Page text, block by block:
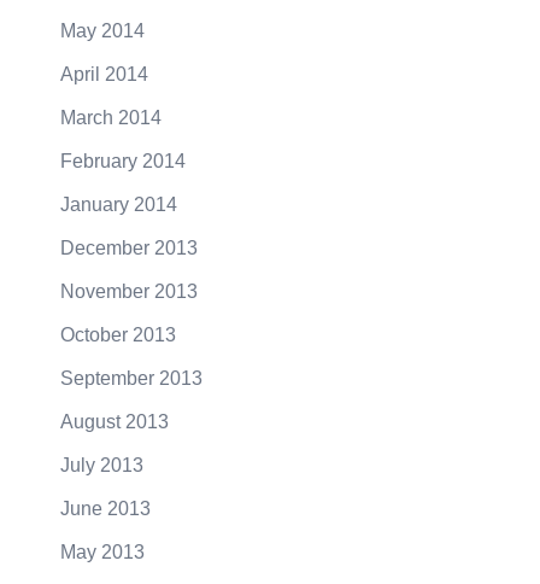
May 2014
April 2014
March 2014
February 2014
January 2014
December 2013
November 2013
October 2013
September 2013
August 2013
July 2013
June 2013
May 2013